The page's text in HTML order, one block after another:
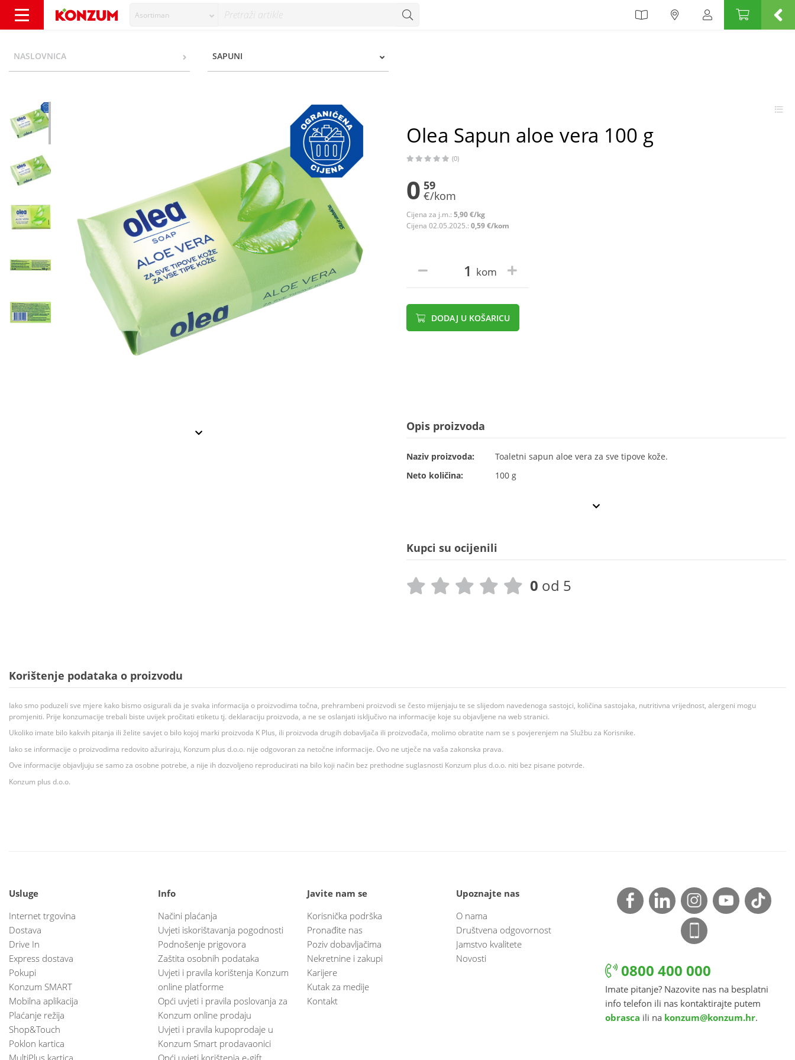
Asortiman
NASLOVNICA SAPUNI
Olea Sapun aloe vera 100 g
(0)
0 59
€/kom
Cijena za j.m.: 5,90 €/kg
Cijena 02.05.2025.: 0,59 €/kom
kom
DODAJ U KOŠARICU
Opis proizvoda
Naziv proizvoda:
Toaletni sapun aloe vera za sve tipove kože.
Neto količina:
100 g
Kupci su ocijenili
0 od 5
Korištenje podataka o proizvodu
Iako smo poduzeli sve mjere kako bismo osigurali da je svaka informacija o proizvodima točna, prehrambeni proizvodi se često mijenjaju te se slijedom navedenoga sastojci, količina sastojaka, nutritivna vrijednost, alergeni mogu
promjeniti. Prije konzumacije trebali biste uvijek pročitati etiketu tj. deklaraciju proizvoda, a ne se oslanjati isključivo na informacije koje su objavljene na web stranici.
Ukoliko imate bilo kakvih pitanja ili želite savjet o bilo kojoj marki proizvoda K Plus, ili proizvoda drugih dobavljača ili proizvođača, molimo obratite nam se s povjerenjem na Službu za Korisnike.
Iako se informacije o proizvodima redovito ažuriraju, Konzum plus d.o.o. nije odgovoran za netočne informacije. Ovo ne utječe na vaša zakonska prava.
Ove informacije objavljuju se samo za osobne potrebe, a nije ih dozvoljeno reproducirati na bilo koji način bez prethodne suglasnosti Konzum plus d.o.o. niti bez pisane potvrde.
Konzum plus d.o.o.
Usluge
Internet trgovina
Dostava
Drive In
Express dostava
Pokupi
Konzum SMART
Mobilna aplikacija
Plaćanje režija
Shop&Touch
Poklon kartica
MultiPlus kartica
Info
Načini plaćanja
Uvjeti iskorištavanja pogodnosti
Podnošenje prigovora
Zaštita osobnih podataka
Uvjeti i pravila korištenja Konzum
online platforme
Opći uvjeti i pravila poslovanja za
Konzum online prodaju
Uvjeti i pravila kupoprodaje u
Konzum Smart prodavaonici
Opći uvjeti korištenja e-gift
Javite nam se
Korisnička podrška
Pronađite nas
Poziv dobavljačima
Nekretnine i zakupi
Karijere
Kutak za medije
Kontakt
Upoznajte nas
O nama
Društvena odgovornost
Jamstvo kvalitete
Novosti
0800 400 000
Imate pitanje? Nazovite nas na besplatni
info telefon ili nas kontaktirajte putem
obrasca ili na konzum@konzum.hr.